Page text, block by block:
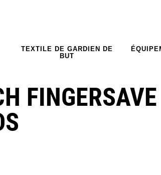
TEXTILE DE GARDIEN DE
BUT
FINGERSAVE